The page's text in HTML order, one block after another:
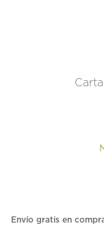
Envío gratis en